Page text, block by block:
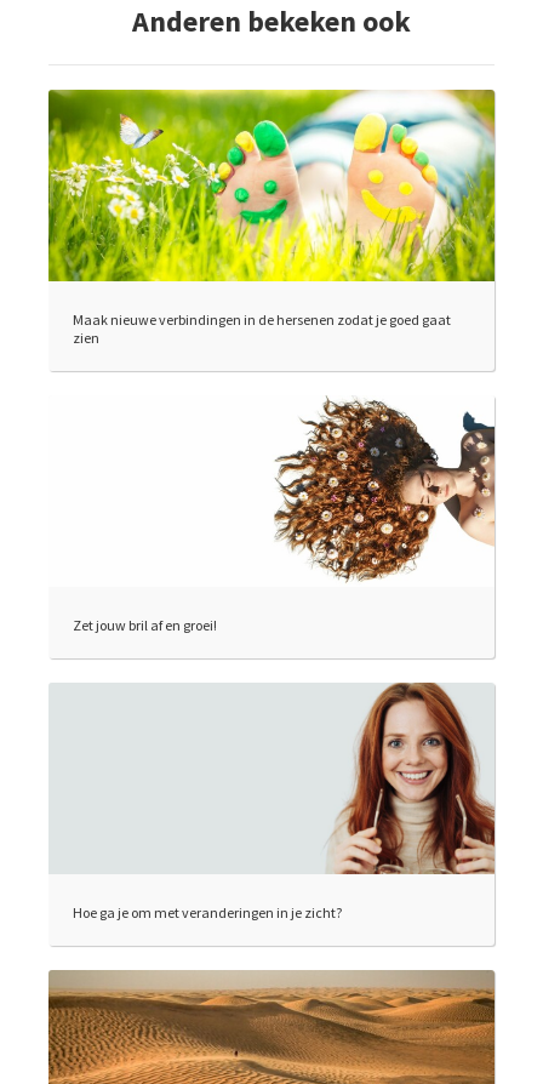
Anderen bekeken ook
Maak nieuwe verbindingen in de hersenen zodat je goed gaat
zien
Zet jouw bril af en groei!
Hoe ga je om met veranderingen in je zicht?